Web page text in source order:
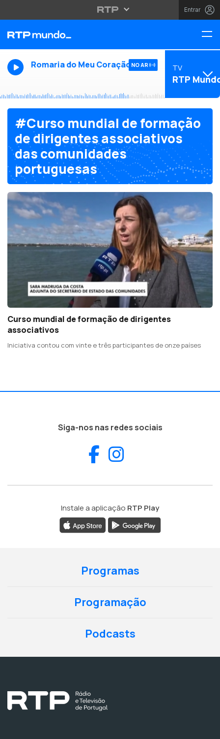
Entrar
Romaria do Meu Coração NO AR TV
RTP
#Curso mundial de formação
de dirigentes associativos
das comunidades
portuguesas
Curso mundial de formação de dirigentes
associativos
Iniciativa contou com vinte e três participantes de onze países
Siga-nos nas redes sociais
Facebook
Instale a aplicação RTP Play
Programas
Programação
Podcasts